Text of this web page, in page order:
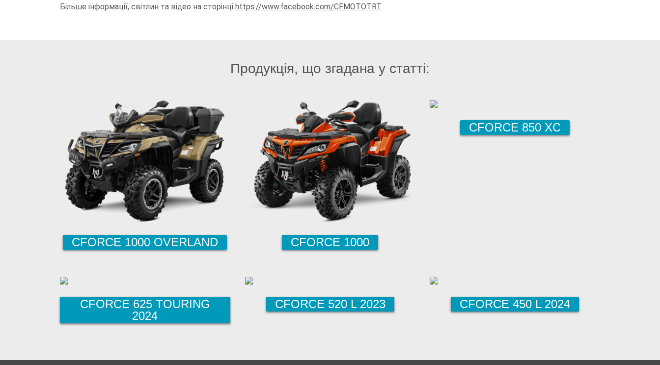
Більше інформації, світлин та відео на сторінці https://www.facebook.com/CFMOTOTRT
Продукція, що згадана у статті:
CFORCE 1000 OVERLAND CFORCE 1000
CFORCE 850 XC
CFORCE 625 TOURING
2024
CFORCE 520 L 2023 CFORCE 450 L 2024